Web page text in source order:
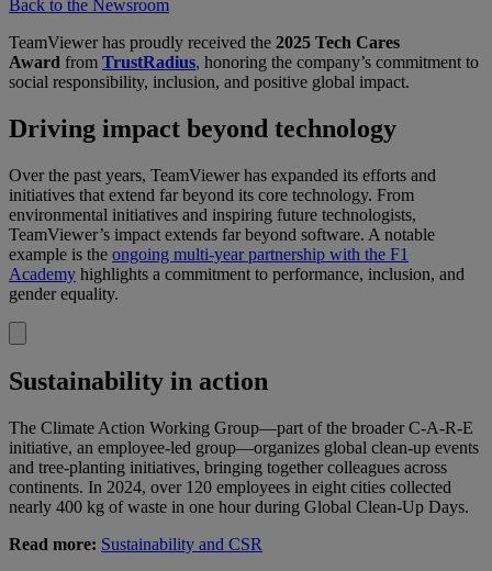
Back to the Newsroom
TeamViewer has proudly received the 2025 Tech Cares
Award from TrustRadius, honoring the company’s commitment to
social responsibility, inclusion, and positive global impact.
Driving impact beyond technology
Over the past years, TeamViewer has expanded its efforts and
initiatives that extend far beyond its core technology. From
environmental initiatives and inspiring future technologists,
TeamViewer’s impact extends far beyond software. A notable
example is the ongoing multi-year partnership with the F1
Academy highlights a commitment to performance, inclusion, and
gender equality.
Sustainability in action
The Climate Action Working Group—part of the broader C-A-R-E
initiative, an employee-led group—organizes global clean-up events
and tree-planting initiatives, bringing together colleagues across
continents. In 2024, over 120 employees in eight cities collected
nearly 400 kg of waste in one hour during Global Clean-Up Days.
Read more: Sustainability and CSR